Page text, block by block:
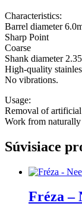
6x13MM
Characteristics:
Barrel diameter
Sharp Point
Coarse
Shank diameter
High-quality
No vibrations.
Usage:
Removal of
Work from
Súvisiace
Fréza –